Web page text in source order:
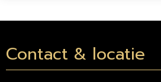
Contact & locatie